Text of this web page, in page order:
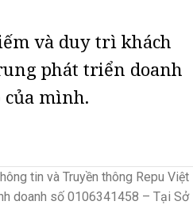
và duy trì khách
phát triển doanh
mình.
tin và Truyền thông Repu Việt
doanh số 0106341458 – Tại Sở